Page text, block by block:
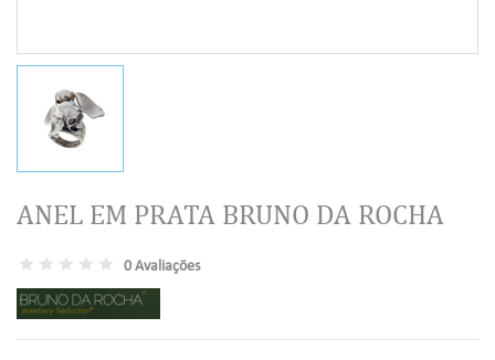
ANEL EM PRATA BRUNO DA ROCHA
0 Avaliações